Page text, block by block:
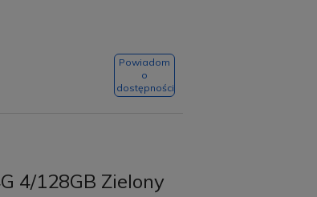
Powiadom
o
dostępności
4/128GB Zielony